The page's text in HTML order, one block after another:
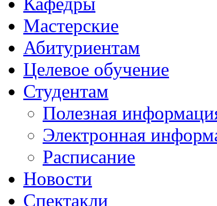
Мастерские
Абитуриентам
Целевое обучение
Студентам
Полезная
Электронная
Расписание
Новости
Спектакли